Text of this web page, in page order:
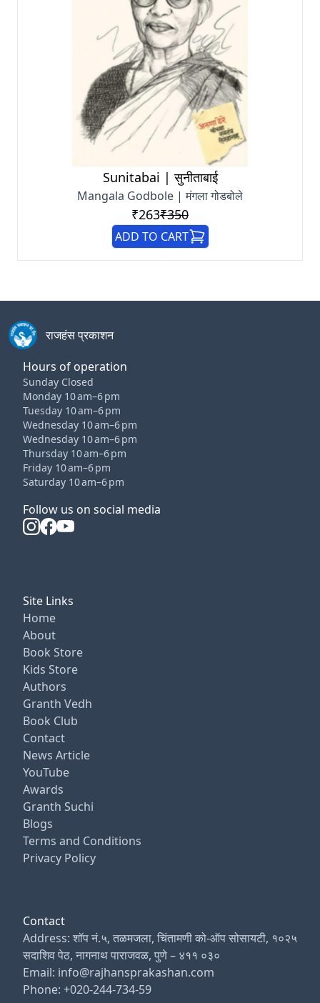
Sunitabai | सुनीताबाई
Mangala Godbole | मंगला गोडबोले
₹263₹350
ADD TO CART
राजहंस प्रकाशन
Hours of operation
Sunday Closed
Monday 10 am–6 pm
Tuesday 10 am–6 pm
Wednesday 10 am–6 pm
Wednesday 10 am–6 pm
Thursday 10 am–6 pm
Friday 10 am–6 pm
Saturday 10 am–6 pm
Follow us on social media
Site Links
Home
About
Book Store
Kids Store
Authors
Granth Vedh
Book Club
Contact
News Article
YouTube
Awards
Granth Suchi
Blogs
Terms and Conditions
Privacy Policy
Contact
Address: शॉप नं.५, तळमजला, चिंतामणी को-ऑप सोसायटी, १०२५
सदाशिव पेठ, नागनाथ पाराजवळ, पुणे – ४११ ०३०
Email: info@rajhansprakashan.com
Phone: +020-244-734-59